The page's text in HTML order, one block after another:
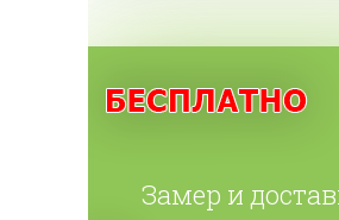
Замер и